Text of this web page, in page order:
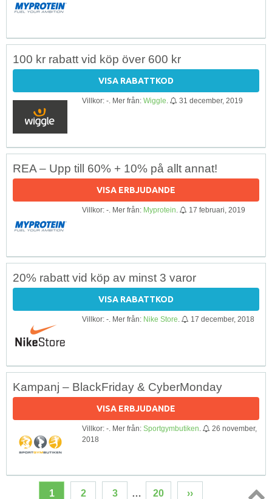
100 kr rabatt vid köp över 600 kr
VISA RABATTKOD
Villkor: -. Mer från: Wiggle 31 december, 2019
REA – Upp till 60% + 10% på allt annat!
VISA ERBJUDANDE
Villkor: -. Mer från: Myprotein 17 februari, 2019
20% rabatt vid köp av minst 3 varor
VISA RABATTKOD
Villkor: -. Mer från: Nike Store 17 december, 2018
Kampanj – BlackFriday & CyberMonday
VISA ERBJUDANDE
Villkor: -. Mer från: Sportgymbutiken
26 november,
2018
1 2 3 … 20 ››